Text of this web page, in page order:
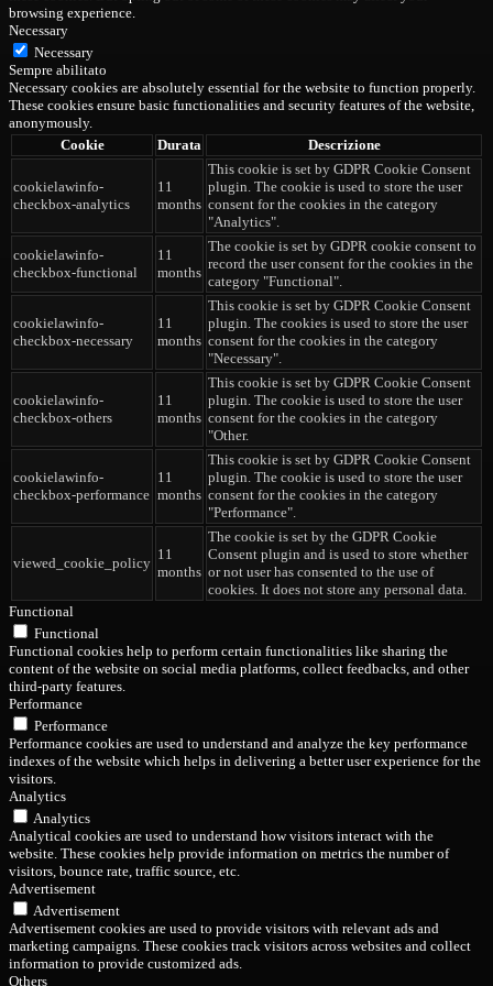
browsing experience.
Necessary
Necessary
Sempre abilitato
Necessary cookies are absolutely essential for the website to function properly.
These cookies ensure basic functionalities and security features of the website,
anonymously.
Cookie
Durata Descrizione
cookielawinfo-
checkbox-analytics
11
months
This cookie is set by GDPR Cookie Consent
plugin. The cookie is used to store the user
consent for the cookies in the category
"Analytics".
cookielawinfo-
checkbox-functional
11
months
The cookie is set by GDPR cookie consent to
record the user consent for the cookies in the
category "Functional".
cookielawinfo-
checkbox-necessary
11
months
This cookie is set by GDPR Cookie Consent
plugin. The cookies is used to store the user
consent for the cookies in the category
"Necessary".
cookielawinfo-
checkbox-others
11
months
This cookie is set by GDPR Cookie Consent
plugin. The cookie is used to store the user
consent for the cookies in the category
"Other.
cookielawinfo-
checkbox-performance
11
months
This cookie is set by GDPR Cookie Consent
plugin. The cookie is used to store the user
consent for the cookies in the category
"Performance".
viewed_cookie_policy
11
months
The cookie is set by the GDPR Cookie
Consent plugin and is used to store whether
or not user has consented to the use of
cookies. It does not store any personal data.
Functional
Functional
Functional cookies help to perform certain functionalities like sharing the
content of the website on social media platforms, collect feedbacks, and other
third-party features.
Performance
Performance
Performance cookies are used to understand and analyze the key performance
indexes of the website which helps in delivering a better user experience for the
visitors.
Analytics
Analytics
Analytical cookies are used to understand how visitors interact with the
website. These cookies help provide information on metrics the number of
visitors, bounce rate, traffic source, etc.
Advertisement
Advertisement
Advertisement cookies are used to provide visitors with relevant ads and
marketing campaigns. These cookies track visitors across websites and collect
information to provide customized ads.
Others